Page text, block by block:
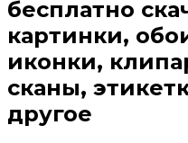
бесплатно
картинки,
иконки,
сканы,
другое